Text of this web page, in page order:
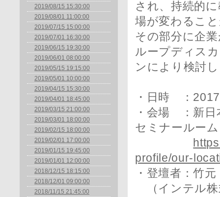
2019/08/15 15:30:00
2019/08/01 11:00:00
2019/07/15 15:00:00
2019/07/01 16:30:00
2019/06/15 19:30:00
2019/06/01 08:00:00
2019/05/15 19:15:00
2019/05/01 10:00:00
2019/04/15 15:30:00
2019/04/01 18:45:00
2019/03/15 21:00:00
2019/03/01 18:00:00
2019/02/15 18:00:00
2019/02/01 17:00:00
2019/01/15 19:45:00
2019/01/01 12:00:00
2018/12/15 18:15:00
2018/12/01 09:00:00
2018/11/15 21:45:00
され、持続的
場が変わるこ
その部分に企
ループディス
ンにより検討
・日時 ：
・会場 ：新
セミナールー
profile/our-
・登壇者：竹
（インテル